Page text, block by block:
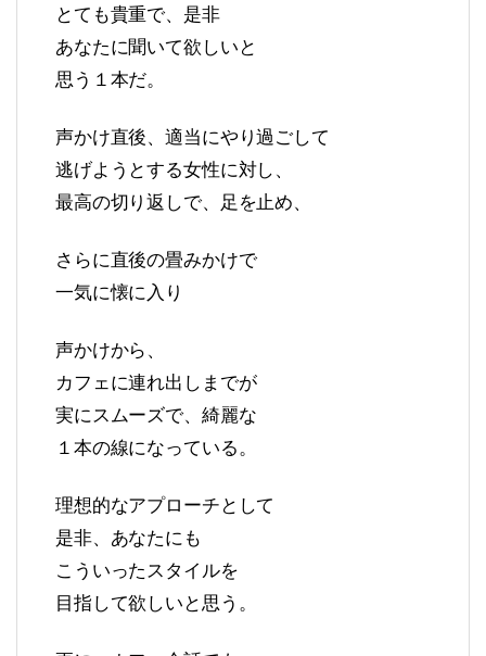
とても貴重で、是非
あなたに聞いて欲しいと
思う１本だ。
声かけ直後、適当にやり過ごして
逃げようとする女性に対し、
最高の切り返しで、足を止め、
さらに直後の畳みかけで
一気に懐に入り
声かけから、
カフェに連れ出しまでが
実にスムーズで、綺麗な
１本の線になっている。
理想的なアプローチとして
是非、あなたにも
こういったスタイルを
目指して欲しいと思う。